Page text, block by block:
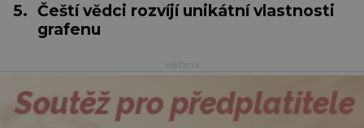
5. Čeští vědci rozvíjí unikátní vlastnosti
grafenu